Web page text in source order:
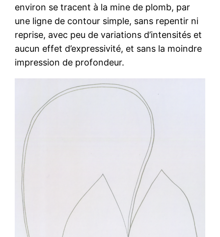
environ se tracent à la mine de plomb, par
une ligne de contour simple, sans repentir ni
reprise, avec peu de variations d’intensités et
aucun effet d’expressivité, et sans la moindre
impression de profondeur.